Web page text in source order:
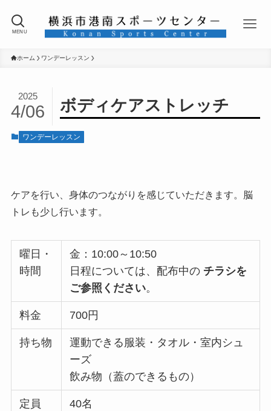
MENU
ホーム ワンデーレッスン
ボディケアストレッチ
2025
4/06
ワンデーレッスン
ケアを行い、身体のつながりを感じていただきます。脳
トレも少し行います。
曜日・
時間
金：10:00～10:50
日程については、配布中の チラシを
ご参照ください。
料金 700円
持ち物
運動できる服装・タオル・室内シュ
ーズ
飲み物（蓋のできるもの）
定員 40名